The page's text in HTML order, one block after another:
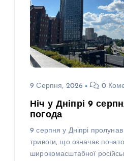
9 Серпня, 2026 0
Ніч у Дніпрі 9
погода
9 серпня у Дніпрі пролунав
тривоги, що означає
широкомасштабної